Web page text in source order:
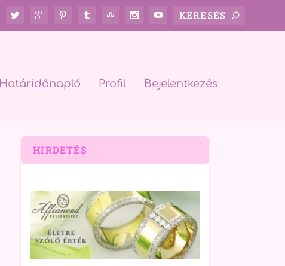
Határidőnapló Profil Bejelentkezés
HIRDETÉS